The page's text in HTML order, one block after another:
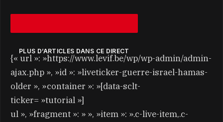
PLUS D’ARTICLES DANS CE DIRECT
{« url »: »https://www.levif.be/wp/wp-admin/admin-
ajax.php », »id »: »liveticker-guerre-israel-hamas-
older », »container »: »[data-sclt-
ticker= »tutorial »]
ul », »fragment »: » », »item »: ».c-live-item,.c-